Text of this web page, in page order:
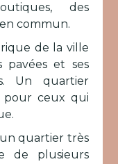
des
commun.
de la ville
pavées et ses
Un quartier
pour ceux qui
un quartier très
de plusieurs